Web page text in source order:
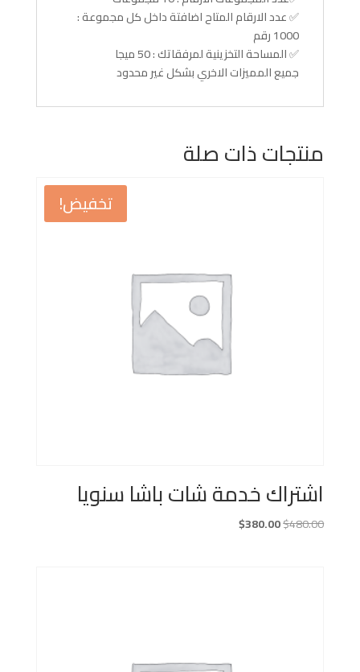
✅ عدد الارقام المتاح اضافتة داخل كل مجموعة :
1000 رقم
✅ المساحة التخزينية لمرفقاتك : 50 ميجا
جميع المميزات الاخري بشكل غير محدود
منتجات ذات صلة
تخفيض!
اشتراك خدمة شات باشا سنويا
$480.00 السعر $380.00 السعر